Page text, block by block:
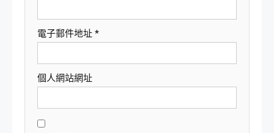
電子郵件地址 *
個人網站網址